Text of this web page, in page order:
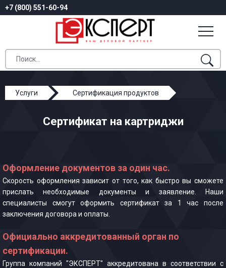
+7 (800) 551-60-94
Услуги
Сертификация продуктов
Сертификат на картриджи
Оформление документов за один час.
Скорость оформления зависит от того, как быстро вы сможете
прислать необходимые документы и заявление. Наши
специалисты смогут оформить сертификат за 1 час после
заключения договора и оплаты.
Официально аккредитованный орган по
сертификации.
Группа компаний "ЭКСПЕРТ" аккредитована в соответствии с